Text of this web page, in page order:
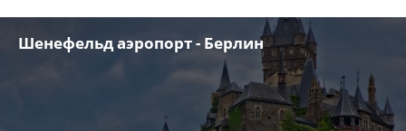
Шенефельд аэропорт - Берлин